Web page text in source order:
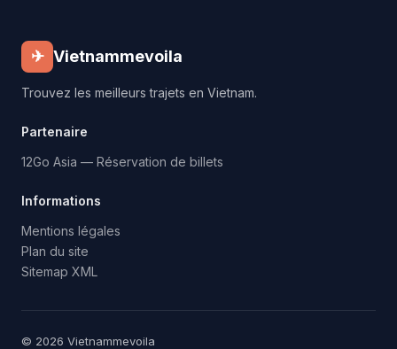
✈ Vietnammevoila
Trouvez les meilleurs trajets en Vietnam.
Partenaire
12Go Asia — Réservation de billets
Informations
Mentions légales
Plan du site
Sitemap XML
© 2026 Vietnammevoila